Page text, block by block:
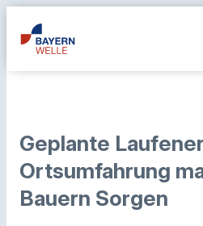
Geplante Laufener
Ortsumfahrung
Bauern Sorgen